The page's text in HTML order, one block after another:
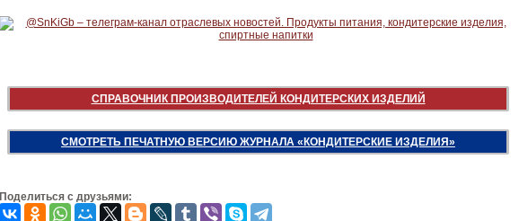
СПРАВОЧНИК ПРОИЗВОДИТЕЛЕЙ КОНДИТЕРСКИХ ИЗДЕЛИЙ
СМОТРЕТЬ ПЕЧАТНУЮ ВЕРСИЮ ЖУРНАЛА «КОНДИТЕРСКИЕ ИЗДЕЛИЯ»
Поделиться с друзьями: